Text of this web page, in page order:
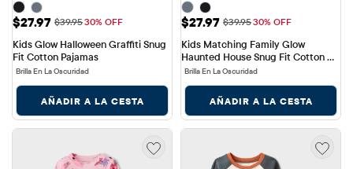
Precio de venta: $27.97
$27.97
Kids Glow Halloween Graffiti Snug
Fit Cotton Pajamas
Brilla En La Oscuridad
AÑADIR A LA CESTA
Precio de venta: $27.97
$27.97
Kids Matching Family Glow
Haunted House Snug Fit Cotton
Pajamas
Brilla En La Oscuridad
AÑADIR A LA CESTA